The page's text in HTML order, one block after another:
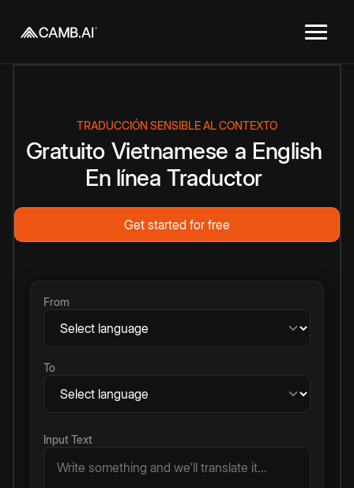
TRADUCCIÓN SENSIBLE AL CONTEXTO
Gratuito Vietnamese a English
En línea Traductor
Get started for free
From
To
Input Text